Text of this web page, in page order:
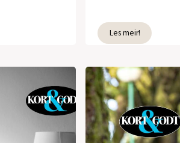
Les meir!